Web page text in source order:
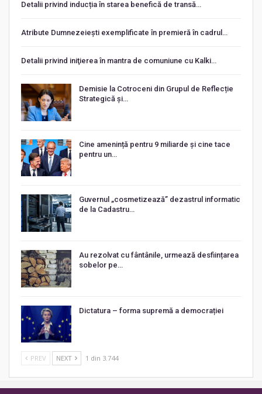
Detalii privind inducția în starea benefică de transă…
Atribute Dumnezeiești exemplificate în premieră în cadrul…
Detalii privind iniţierea în mantra de comuniune cu Kalki…
Demisie la Cotroceni din Grupul de Reflecție
Strategică și…
Cine amenință pentru 9 miliarde și cine tace
pentru un…
Guvernul „cosmetizează” dezastrul informatic
de la Cadastru…
Au rezolvat cu fântânile, urmează desființarea
sobelor pe…
Dictatura – forma supremă a democrației
PREV NEXT 1 din 3.744